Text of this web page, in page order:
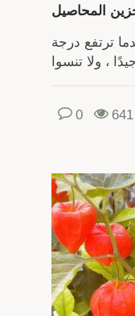
المحاصيل
ترتفع درجة
0 641